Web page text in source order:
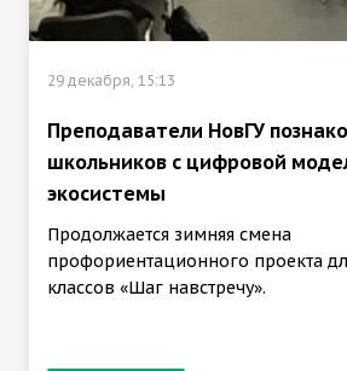
29 декабря, 15:13
Преподаватели НовГУ
школьников с цифровой
экосистемы
Продолжается зимняя смена
профориентационного проекта
классов «Шаг навстречу».